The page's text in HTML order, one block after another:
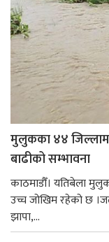
मुलुकका ४४
बाढीको सम्भावना
काठमाडौँ। यतिबेला
उच्च जोखिम रहेको छ
झापा,...